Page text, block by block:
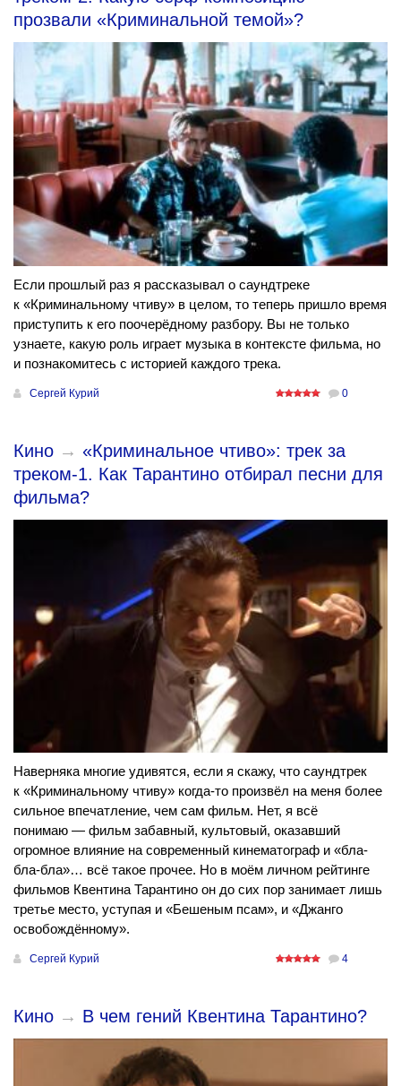
прозвали «Криминальной темой»?
Если прошлый раз я рассказывал о саундтреке
к «Криминальному чтиву» в целом, то теперь пришло время
приступить к его поочерёдному разбору. Вы не только
узнаете, какую роль играет музыка в контексте фильма, но
и познакомитесь с историей каждого трека.
Сергей Курий 0
Кино → «Криминальное чтиво»: трек за
треком-1. Как Тарантино отбирал песни для
фильма?
Наверняка многие удивятся, если я скажу, что саундтрек
к «Криминальному чтиву» когда-то произвёл на меня более
сильное впечатление, чем сам фильм. Нет, я всё
понимаю — фильм забавный, культовый, оказавший
огромное влияние на современный кинематограф и «бла-
бла-бла»… всё такое прочее. Но в моём личном рейтинге
фильмов Квентина Тарантино он до сих пор занимает лишь
третье место, уступая и «Бешеным псам», и «Джанго
освобождённому».
Сергей Курий 4
Кино → В чем гений Квентина Тарантино?